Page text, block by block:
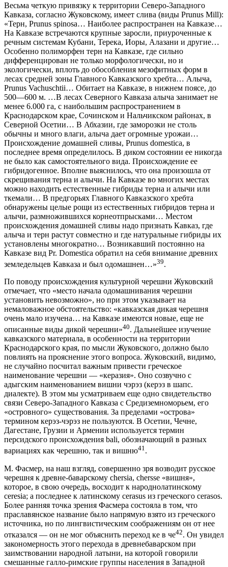
Весьма четкую привязку к территории Северо-Западного
Кавказа, согласно Жуковскому, имеет слива (виды Prunus Mill):
«Терн, Prunus spinosa… Наиболее распространен на Кавказе…
На Кавказе встречаются крупные заросли, приуроченные к
речным системам Кубани, Терека, Иоры, Алазани и другие…
Особенно полиморфен терн на Кавказе, где сильно
дифференцирован не только морфологически, но и
экологически, вплоть до обособления мезофитных форм в
лесах средней зоны Главного Кавказского хребта… Алыча,
Prunus Vachuschtii… Обитает на Кавказе, в нижнем поясе, до
500—600 м. …В лесах Северного Кавказа алыча занимает не
менее 6.000 га, с наибольшим распространением в
Краснодарском крае, Сочинском и Нальчикском районах, в
Северной Осетии… В Абхазии, где заморозки не столь
обычны и много влаги, алыча дает огромные урожаи…
Происхождение домашней сливы, Prunus domestica, в
последнее время определилось. В диком состоянии ее никогда
не было как самостоятельного вида. Происхождение ее
гибридогенное. Вполне выяснилось, что она произошла от
скрещивания терна и алычи. На Кавказе во многих местах
можно находить естественные гибриды терна и алычи или
ткемали… В предгорьях Главного Кавказского хребта
обнаружены целые рощи из естественных гибридов терна и
алычи, размножившихся корнеотпрысками… Местом
происхождения домашней сливы надо признать Кавказ, где
алыча и терн растут совместно и где натуральные гибриды их
установлены многократно… Возникавший постоянно на
Кавказе вид Pr. Domestica обратил на себя внимание древних
земледельцев Кавказа и был одомашнен…»39.
По поводу происхождения культурной черешни Жуковский
отмечает, что «место начала одомашнивания черешни
установить невозможно», но при этом указывает на
немаловажное обстоятельство: «кавказская дикая черешня
очень мало изучена… на Кавказе имеются новые, еще не
описанные виды дикой черешни»40. Дальнейшее изучение
кавказского материала, в особенности на территории
Краснодарского края, по мысли Жуковского, должно было
повлиять на прояснение этого вопроса. Жуковский, видимо,
не случайно посчитал важным привести греческое
наименование черешни — «керазия». Оно созвучно с
адыгским наименованием вишни чэрэз (керэз в шапс.
диалекте). В этом мы усматриваем еще одно свидетельство
связи Северо-Западного Кавказа с Средиземноморьем, его
«островного» существования. За пределами «острова»
термином керэз-чэрэз не пользуются. В Осетии, Чечне,
Дагестане, Грузии и Армении используется термин
персидского происхождения bali, обозначающий в разных
вариациях как черешню, так и вишню41.
М. Фасмер, на наш взгляд, совершенно зря возводит русское
черешня к древне-баварскому chersia, chersse «вишня»,
которое, в свою очередь, восходит к народнолатинскому
ceresia; а последнее к латинскому cerasus из греческого cerasos.
Более ранняя точка зрения Фасмера состояла в том, что
праславянское название было напрямую взято из греческого
источника, но по лингвистическим соображениям он от нее
отказался — он не мог объяснить переход ке в че42. Он увидел
закономерность этого перехода в древнебаварском при
заимствовании народной латыни, на которой говорили
смешанные галло-римские группы населения в Западной